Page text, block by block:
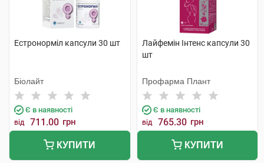
Естронорміл капсули 30 шт
Біолайт
Є в наявності
від 711.00 грн
КУПИТИ
Лайфемін Інтенс капсули 30
шт
Профарма Плант
Є в наявності
від 765.30 грн
КУПИТИ